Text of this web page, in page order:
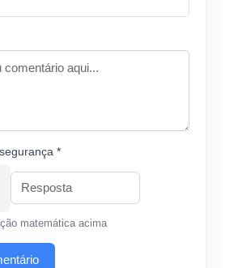
*
matemática acima